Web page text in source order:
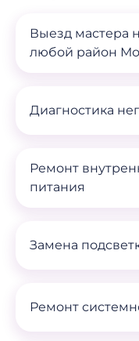
Выезд мастера
любой район
Диагностика
Ремонт
питания
Замена
Ремонт